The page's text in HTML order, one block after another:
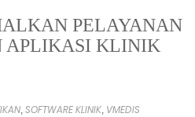
PELAYANAN
APLIKASI KLINIK
, SOFTWARE KLINIK, VMEDIS